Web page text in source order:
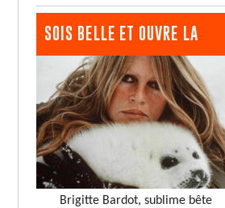
SOIS BELLE ET OUVRE LA
Brigitte Bardot, sublime bête